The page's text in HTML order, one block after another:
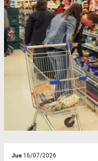
Jue16/07/2026